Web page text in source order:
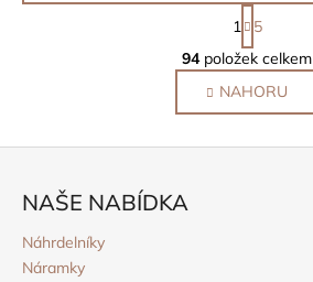
O
v
l
á
d
S
t
r
á
n
k
1
5
94položek celkem
NAHORU
NAŠE NABÍDKA
Náhrdelníky
Náramky